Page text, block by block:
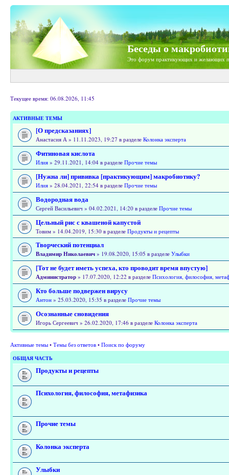
Беседы о
Это форум практикующих и желающих
Текущее время: 06.08.2026, 11:45
АКТИВНЫЕ ТЕМЫ
[О предсказаниях]
Анастасия А » 11.11.2023, 19:27 в разделе Колонка эксперта
Фитиновая кислота
Илия » 29.11.2021, 14:04 в разделе Прочие темы
[Нужна ли] прививка [практикующим] макробиотику?
Илия » 28.04.2021, 22:54 в разделе Прочие темы
Водородная вода
Сергей Васильевич » 04.02.2021, 14:20 в разделе Прочие темы
Цельный рис с квашеной капустой
Товим » 14.04.2019, 15:30 в разделе Продукты и рецепты
Творческий потенциал
Владимир Николаевич » 19.08.2020, 15:05 в разделе Улыбки
[Тот не будет иметь успеха, кто проводит время впустую]
Администратор » 17.07.2020, 12:22 в разделе Психология, философия,
Кто больше подвержен вирусу
Антон » 25.03.2020, 15:35 в разделе Прочие темы
Осознанные сновидения
Игорь Сергеевич » 26.02.2020, 17:46 в разделе Колонка эксперта
Активные темы • Темы без ответов • Поиск по форуму
ОБЩАЯ ЧАСТЬ
Продукты и рецепты
Психология, философия, метафизика
Прочие темы
Колонка эксперта
Улыбки